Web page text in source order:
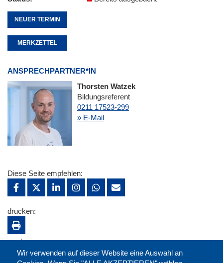
NEUER TERMIN
MERKZETTEL
ANSPRECHPARTNER*IN
Thorsten Watzek
Bildungsreferent
0211 17523-299
» E-Mail
Wir verwenden auf dieser Website eine Auswahl an
Diese Seite empfehlen:
drucken:
merken: